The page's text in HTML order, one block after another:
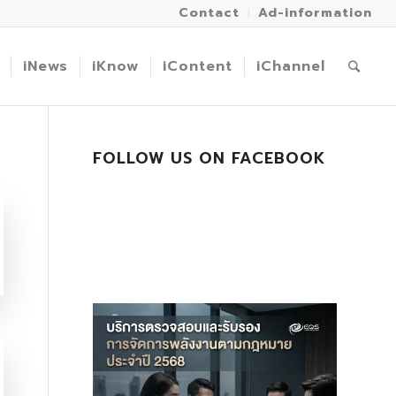
Contact Ad-information
iNews iKnow iContent iChannel
FOLLOW US ON FACEBOOK